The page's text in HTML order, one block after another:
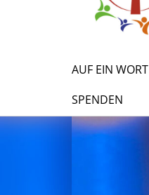
AUF EIN WORT
SPENDEN